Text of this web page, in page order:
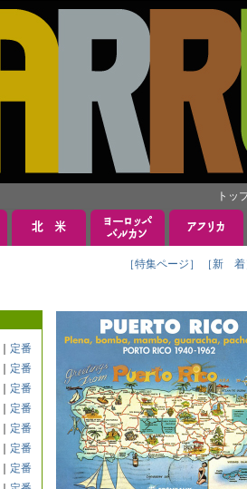
トッ
［特集ページ］ ［新 着
定番
定番
定番
定番
定番
定番
定番